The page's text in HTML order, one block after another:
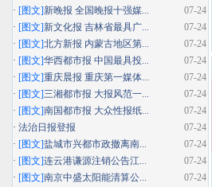
07-24
· [图文]新晚报 全国晚报十强媒...
07-24
· [图文]新文化报 吉林省最具广...
07-24
· [图文]北方新报 内蒙古地区第...
07-24
· [图文]华西都市报 中国最具投...
07-24
· [图文]重庆晨报 重庆第一媒体...
07-24
· [图文]三湘都市报 大报风范一...
07-24
· [图文]南国都市报 大众性报纸...
07-24
· 法治日报登报
07-24
· [图文]盐城市兴都市政撤离南...
07-24
· [图文]连云港谦源注销公告江...
07-24
· [图文]南京中盛太阳能清算公...